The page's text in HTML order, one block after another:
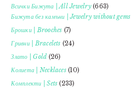
Всички Бижута | All Jewelry(663)
Бижута без камъни | Jewelry without gems
Брошки | Brooches (7)
Гривни | Bracelets (24)
Злато | Gold (26)
Колиета | Necklaces(10)
Комплекти | Sets (233)